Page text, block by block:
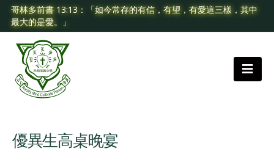
哥林多前書 13:13：「如今常存的有信，有望，有愛這三樣，其中
最大的是愛。」
優異生高桌晚宴